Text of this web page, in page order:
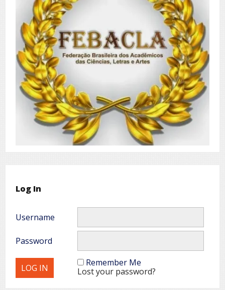
Log In
Username
Password
Remember Me
Lost your password?